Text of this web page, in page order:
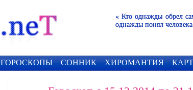
« Кто однажды обрел
однажды понял
ГОРОСКОПЫ СОННИК ХИРОМАНТИЯ